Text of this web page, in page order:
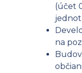
(účet
na